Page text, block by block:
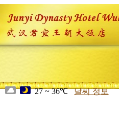
27 ~ 36℃ 날씨 정보